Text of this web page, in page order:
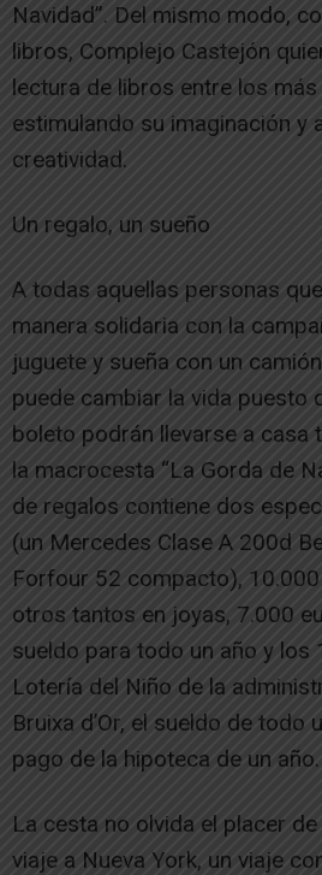
Navidad”. Del mismo modo,
libros, Complejo Castejón
lectura de libros entre los
estimulando su imaginación y
creatividad.
Un regalo, un sueño
A todas aquellas personas
manera solidaria con la
juguete y sueña con un
puede cambiar la vida puesto
boleto podrán llevarse a casa
la macrocesta “La Gorda de
de regalos contiene dos
(un Mercedes Clase A 200d
Forfour 52 compacto),
otros tantos en joyas, 7.000
sueldo para todo un año y los
Lotería del Niño de la
Bruixa d’Or, el sueldo de todo
pago de la hipoteca de un año.
La cesta no olvida el placer
viaje a Nueva York, un viaje